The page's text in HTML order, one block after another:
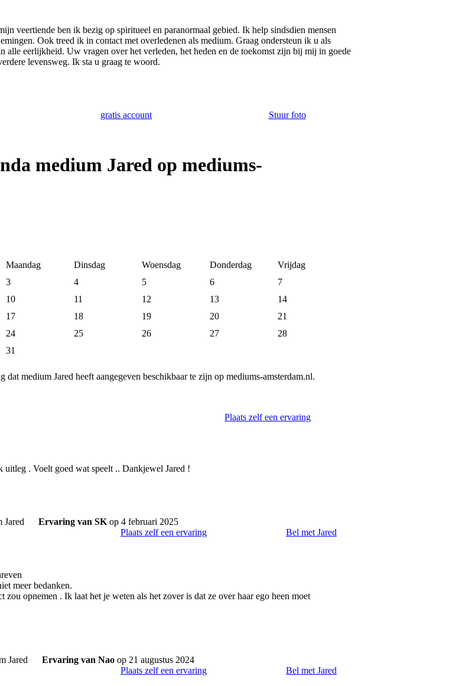
veertiende ben ik bezig op spiritueel en paranormaal gebied. Ik help sindsdien mensen
Ook treed ik in contact met overledenen als medium. Graag ondersteun ik u als
alle eerlijkheid. Uw vragen over het verleden, het heden en de toekomst zijn bij mij in goede
levensweg. Ik sta u graag te woord.
gratis account Stuur foto
medium Jared op mediums-
Maandag Dinsdag Woensdag Donderdag
Vrijdag
3 4 5 6
7
10 11 12 13
14
17 18 19 20
21
24 25 26 27
28
31
dat medium Jared heeft aangegeven beschikbaar te zijn op mediums-amsterdam.nl.
Plaats zelf een ervaring
. Voelt goed wat speelt .. Dankjewel Jared !
Ervaring van SK op 4 februari 2025
Plaats zelf een ervaring
Bel met Jared
meer bedanken.
zou opnemen . Ik laat het je weten als het zover is dat ze over haar ego heen moet
Ervaring van Nao op 21 augustus 2024
Plaats zelf een ervaring
Bel met Jared